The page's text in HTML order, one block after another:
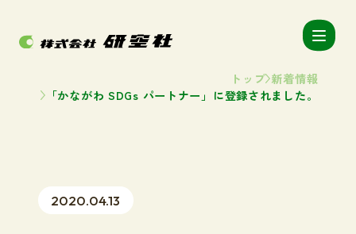
トップ 新着情報
「かながわ SDGs パートナー」に登録されました。
2020.04.13